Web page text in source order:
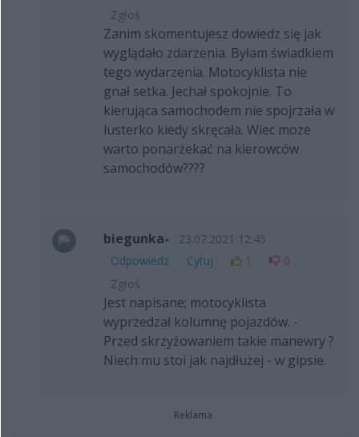
Zgłoś
Zanim skomentujesz dowiedz się jak
wyglądało zdarzenia. Byłam świadkiem
tego wydarzenia. Motocyklista nie
gnał setka. Jechał spokojnie. To
kierująca samochodem nie spojrzała w
lusterko kiedy skręcała. Wiec moze
warto ponarzekać na kierowców
samochodów????
biegunka-
23.07.2021 12:45
Odpowiedz
Cytuj 1
0
Zgłoś
Jest napisane; motocyklista
wyprzedzał kolumnę pojazdów. -
Przed skrzyżowaniem takie manewry ?
Niech mu stoi jak najdłużej - w gipsie.
Reklama